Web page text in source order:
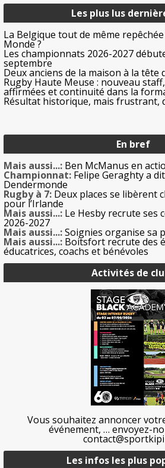
Les plus lus
La Belgique tout de même
Monde ?
Les championnats 2026-2027
septembre
Deux anciens de la maison à la tête
Rugby Haute Meuse : nouveau
affirmées et continuité dans la
Résultat historique, mais frustrant,
En bref
Mais aussi...: Ben McManus en
Championnat: Felipe Geraghty a
Dendermonde
Rugby à 7: Deux places se libèrent
pour l’Irlande
Mais aussi...: Le Hesby recrute ses
2026-2027
Mais aussi...:Soignies organise sa
Mais aussi...: Boitsfort recrute des
éducatrices, coachs et bénévoles
Activités de
Vous souhaitez annoncer
événement, … envoyez-
Les infos les plus